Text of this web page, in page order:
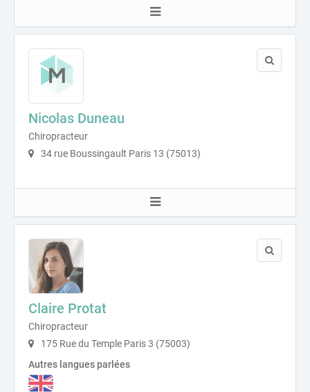
Nicolas Duneau
Chiropracteur
34 rue Boussingault Paris 13 (75013)
Claire Protat
Chiropracteur
175 Rue du Temple Paris 3 (75003)
Autres langues parlées